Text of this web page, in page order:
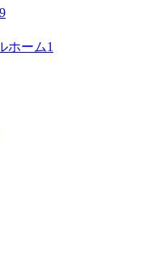
9
ホーム1